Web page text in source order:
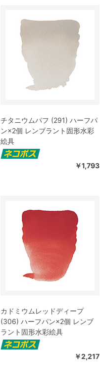
チタニウムパフ (291) ハーフパ
ン×2個 レンブラント固形水彩
絵具
￥1,793
カドミウムレッドディープ
(306) ハーフパン×2個 レンブ
ラント固形水彩絵具
￥2,217